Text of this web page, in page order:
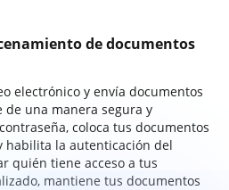
de documentos
electrónico y envía documentos
una manera segura y
coloca tus documentos
habilita la autenticación del
quién tiene acceso a tus
mantiene tus documentos